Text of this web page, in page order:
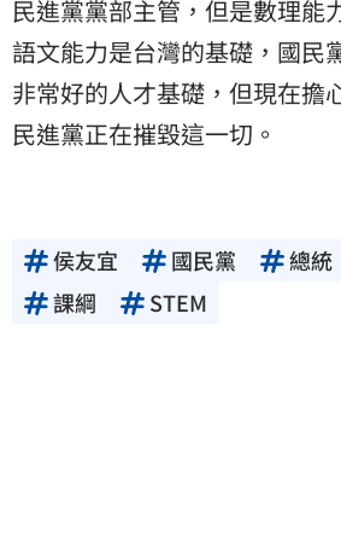
民進黨黨部主管，但是數理能
語文能力是台灣的基礎，國民
非常好的人才基礎，但現在擔
民進黨正在摧毀這一切。
侯友宜 國民黨 總統
課綱
STEM